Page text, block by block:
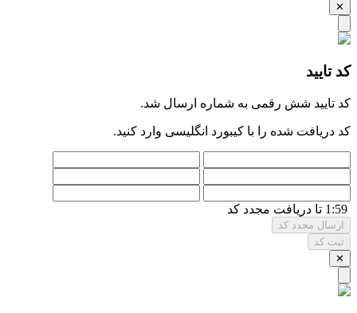
✕
کد تایید
کد تایید شش ‌رقمی به شماره ارسال شد.
کد دریافت شده را با کیبورد انگلیسی وارد کنید.
1:59 تا دریافت مجدد کد
ارسال مجدد کد
ثبت کد
✕